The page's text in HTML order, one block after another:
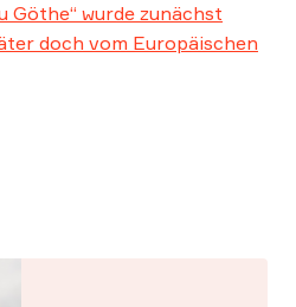
Göthe“ wurde zunächst
doch vom Europäischen